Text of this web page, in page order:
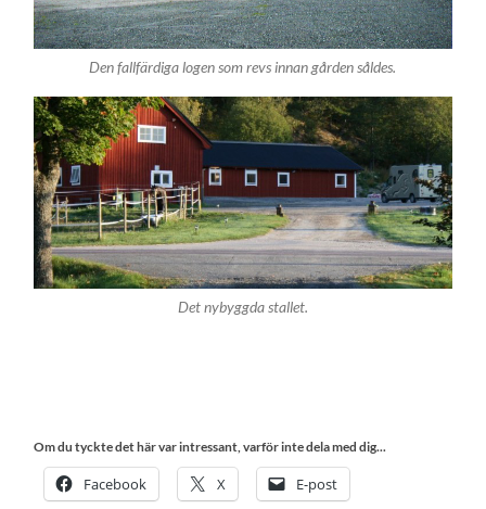
Den fallfärdiga logen som revs innan gården såldes.
Det nybyggda stallet.
Om du tyckte det här var intressant, varför inte dela med dig...
Facebook X E-post